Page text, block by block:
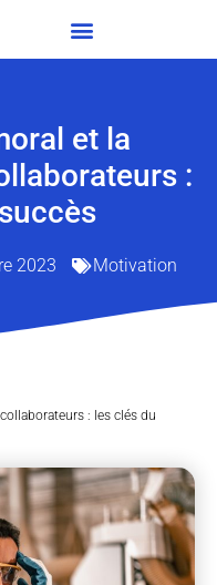
et la
:
2023 Motivation
: les clés du